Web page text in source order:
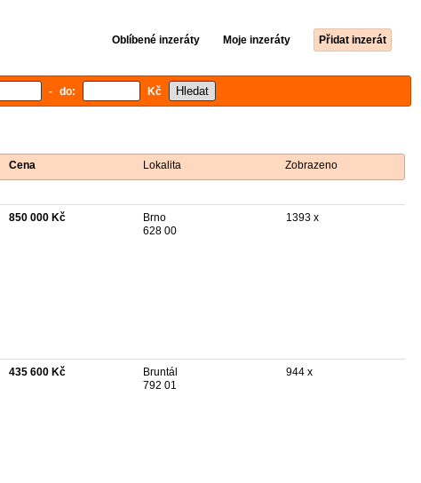
Oblíbené inzeráty Moje inzeráty Přidat inzerát
- do: Kč
Cena Lokalita Zobrazeno
850 000 Kč
Brno
628 00
1393 x
435 600 Kč
Bruntál
792 01
944 x